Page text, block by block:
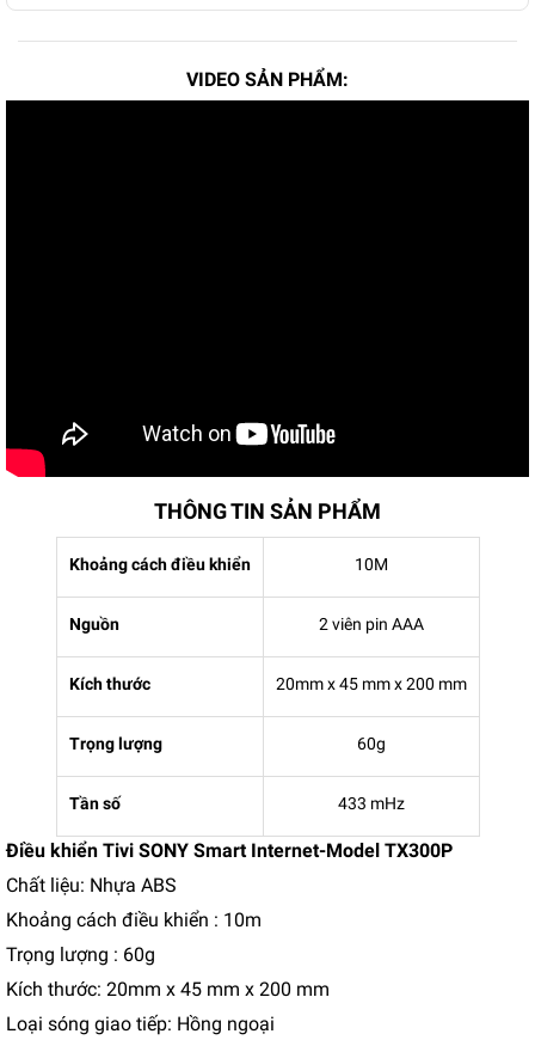
VIDEO SẢN PHẨM:
THÔNG TIN SẢN PHẨM
Khoảng cách điều khiển 10M
Nguồn 2 viên pin AAA
Kích thước 20mm x 45 mm x 200 mm
Trọng lượng 60g
Tần số 433 mHz
Điều khiển Tivi SONY Smart Internet-Model TX300P
Chất liệu: Nhựa ABS
Khoảng cách điều khiển : 10m
Trọng lượng : 60g
Kích thước: 20mm x 45 mm x 200 mm
Loại sóng giao tiếp: Hồng ngoại